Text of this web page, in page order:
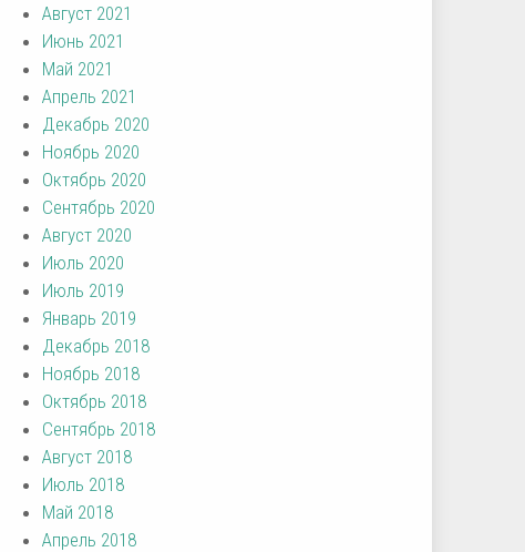
Август 2021
Июнь 2021
Май 2021
Апрель 2021
Декабрь 2020
Ноябрь 2020
Октябрь 2020
Сентябрь 2020
Август 2020
Июль 2020
Июль 2019
Январь 2019
Декабрь 2018
Ноябрь 2018
Октябрь 2018
Сентябрь 2018
Август 2018
Июль 2018
Май 2018
Апрель 2018